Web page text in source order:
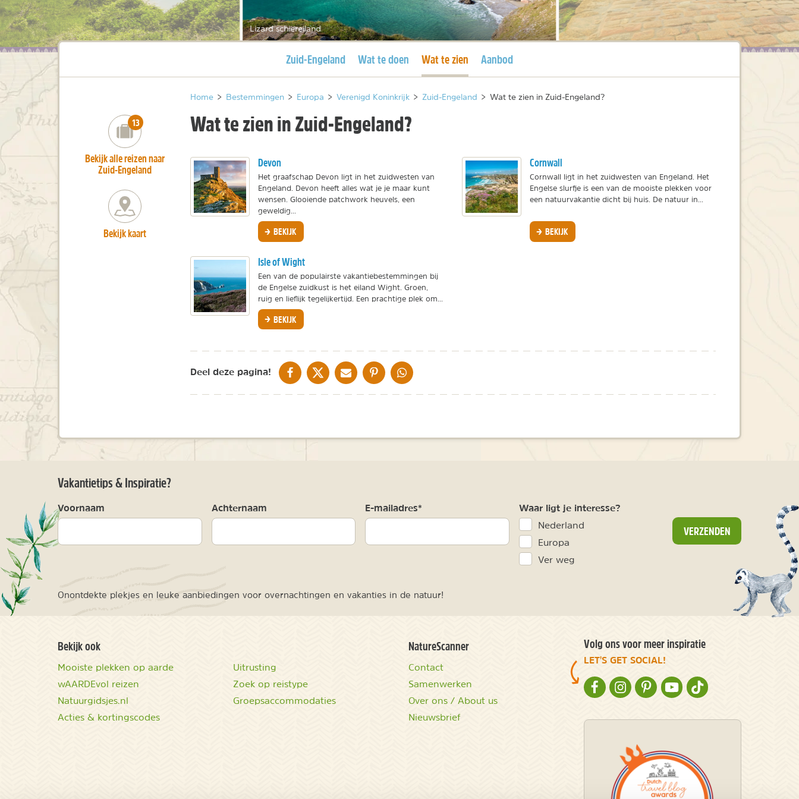
Lizard schiereiland
Huidige pagina
Zuid-Engeland Wat te doen Huidige pagina
Wat te zien Aanbod
Home > Bestemmingen > Europa > Verenigd Koninkrijk > Zuid-Engeland > Wat te zien in Zuid-Engeland?
Wat te zien in Zuid-Engeland?
Devon
Het graafschap Devon ligt in het zuidwesten van
Engeland. Devon heeft alles wat je je maar kunt
wensen. Glooiende patchwork heuvels, een
geweldig...
BEKIJK
Cornwall
Cornwall ligt in het zuidwesten van Engeland. Het
Engelse slurfje is een van de mooiste plekken voor
een natuurvakantie dicht bij huis. De natuur in...
BEKIJK
Isle of Wight
Een van de populairste vakantiebestemmingen bij
de Engelse zuidkust is het eiland Wight. Groen,
ruig en lieflijk tegelijkertijd. Een prachtige plek om...
BEKIJK
Deel deze pagina! DELEN OP FACEBOOK
DELEN OP XDELEN VIA DE MAIL
DELEN OP PINTEREST
DELEN OP WHATSAPP
number_of_trips:
13
Bekijk alle reizen naar
Zuid-Engeland
Bekijk kaart
Vakantietips & Inspiratie?
Voornaam Achternaam E-mailadres* Waar ligt je interesse?
Nederland
Europa
Ver weg
VERZENDEN
Onontdekte plekjes en leuke aanbiedingen voor overnachtingen en vakanties in de natuur!
Bekijk ook
Mooiste plekken op aarde
wAARDEvol reizen
Natuurgidsjes.nl
Acties & kortingscodes
Uitrusting
Zoek op reistype
Groepsaccommodaties
NatureScanner
Contact
Samenwerken
Over ons / About us
Nieuwsbrief
Volg ons voor meer inspiratie
LET'S GET SOCIAL!
NATURESCANNER OP FACEBOOK
NATURESCANNER OP INSTAGRAM
NATURESCANNER OP PINTEREST
NATURESCANNER OP YOUTUBE
NATURESCANNER OP